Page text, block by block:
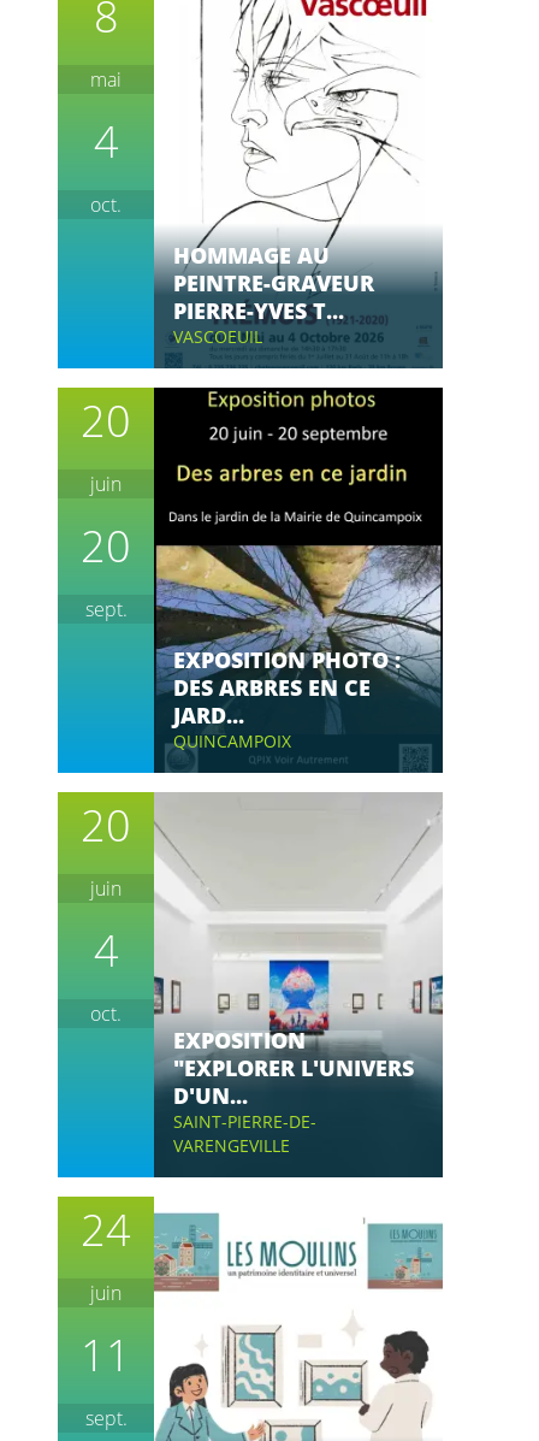
8
mai
4
oct.
HOMMAGE AU
PEINTRE-GRAVEUR
PIERRE-YVES T...
VASCOEUIL
20
juin
20
sept.
EXPOSITION PHOTO :
DES ARBRES EN CE
JARD...
QUINCAMPOIX
20
juin
4
oct.
EXPOSITION
"EXPLORER L'UNIVERS
D'UN...
SAINT-PIERRE-DE-
VARENGEVILLE
24
juin
11
sept.